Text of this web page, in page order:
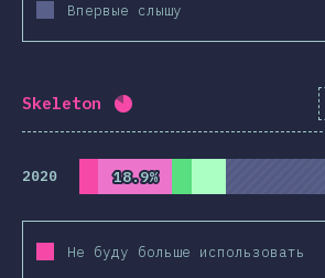
Впервые слышу
Skeleton Процент заполнения: 82
2020 18.9%
18.9%
Не буду больше использовать